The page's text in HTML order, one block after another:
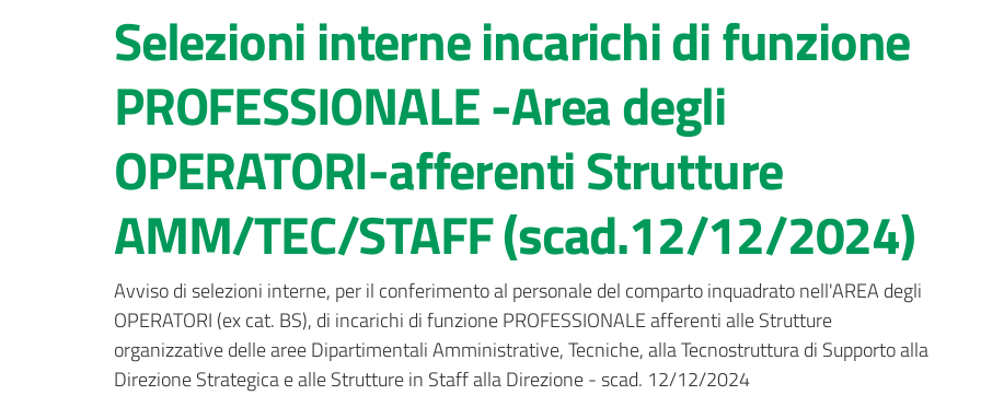
Selezioni interne incarichi di funzione
PROFESSIONALE -Area degli
OPERATORI-afferenti Strutture
AMM/TEC/STAFF (scad.12/12/2024)
Avviso di selezioni interne, per il conferimento al personale del comparto inquadrato nell'AREA degli
OPERATORI (ex cat. BS), di incarichi di funzione PROFESSIONALE afferenti alle Strutture
organizzative delle aree Dipartimentali Amministrative, Tecniche, alla Tecnostruttura di Supporto alla
Direzione Strategica e alle Strutture in Staff alla Direzione - scad. 12/12/2024